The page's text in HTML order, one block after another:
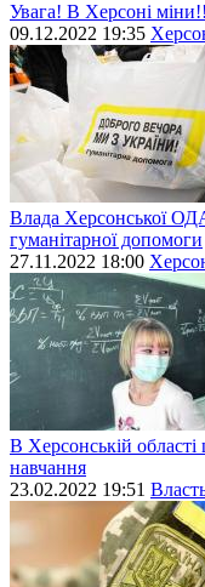
Увага! В Херсоні
09.12.2022 19:35
Влада Херсонської
гуманітарної допомоги
27.11.2022 18:00
В Херсонській
навчання
23.02.2022 19:51